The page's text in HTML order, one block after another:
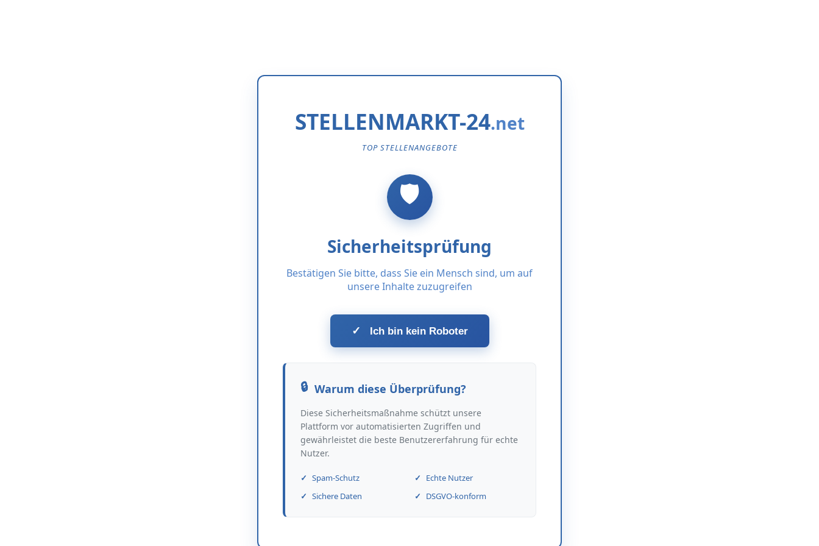
STELLENMARKT-24
TOP STELLENANGEBOTE
Sicherheitsprüfung
Bestätigen Sie bitte, dass Sie ein Mensch sind, um auf
unsere Inhalte zuzugreifen
✓ Ich bin kein Roboter
Warum diese Überprüfung?
Diese Sicherheitsmaßnahme schützt unsere
Plattform vor automatisierten Zugriffen und
gewährleistet die beste Benutzererfahrung für echte
Nutzer.
Spam-Schutz
Echte Nutzer
Sichere Daten
DSGVO-konform